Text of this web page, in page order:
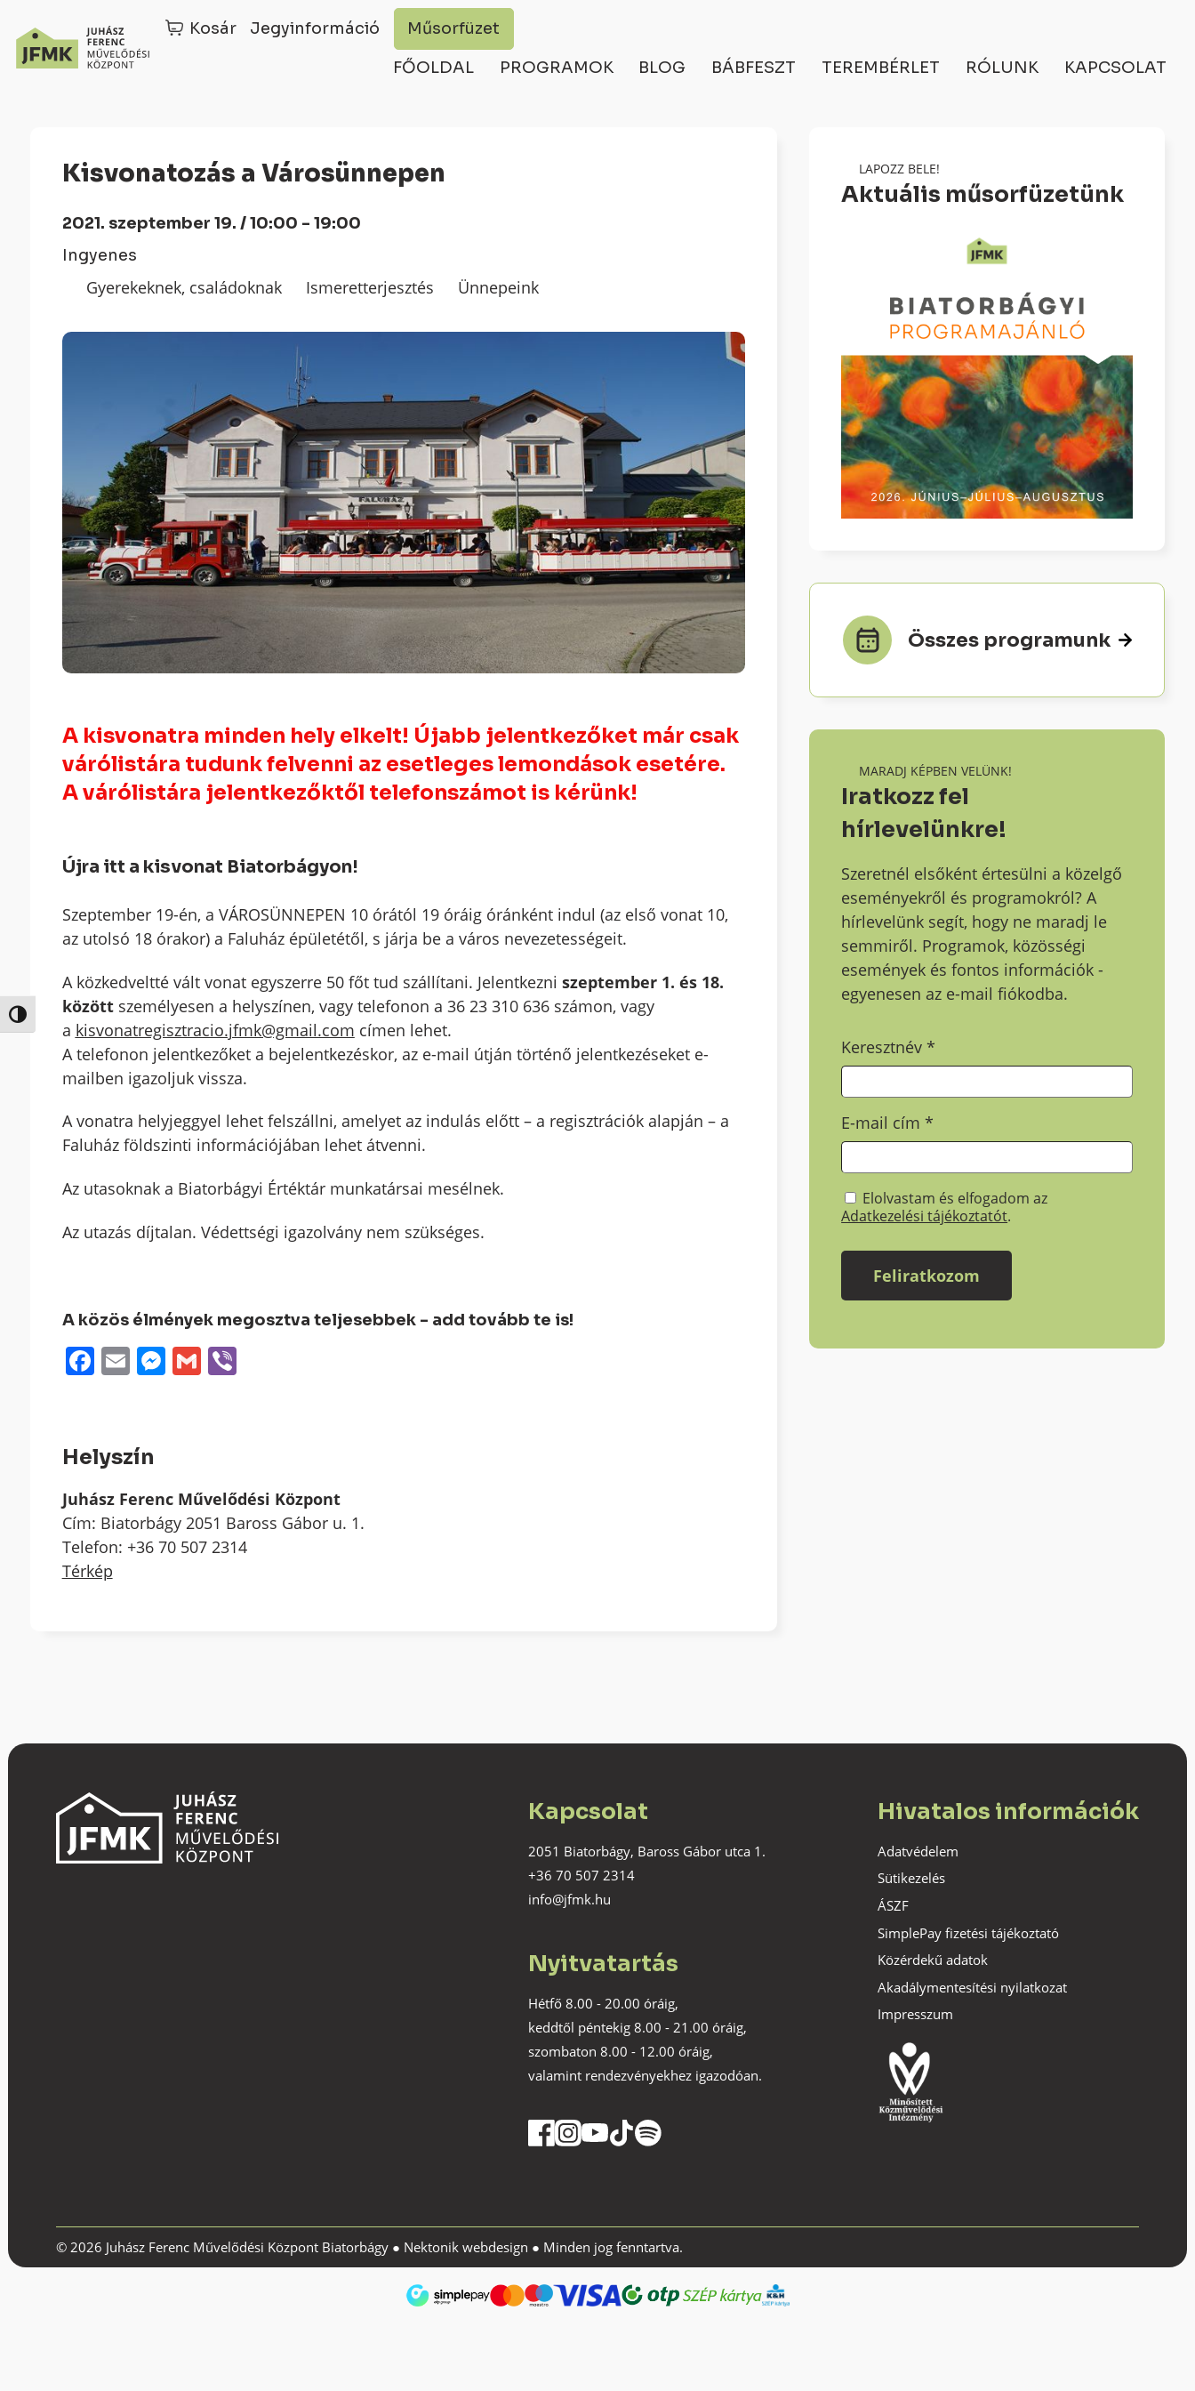
Nagy kontraszt váltása
Kosár Jegyinformáció Műsorfüzet
FŐOLDAL PROGRAMOK BLOG BÁBFESZT TEREMBÉRLET RÓLUNK KAPCSOLAT
Kisvonatozás a Városünnepen
2021. szeptember 19. / 10:00 - 19:00
Ingyenes
Gyerekeknek, családoknak Ismeretterjesztés Ünnepeink
A kisvonatra minden hely elkelt! Újabb jelentkezőket már csak
várólistára tudunk felvenni az esetleges lemondások esetére.
A várólistára jelentkezőktől telefonszámot is kérünk!
Újra itt a kisvonat Biatorbágyon!
Szeptember 19-én, a VÁROSÜNNEPEN 10 órától 19 óráig óránként indul (az első vonat 10,
az utolsó 18 órakor) a Faluház épületétől, s járja be a város nevezetességeit.
A közkedveltté vált vonat egyszerre 50 főt tud szállítani. Jelentkezni szeptember 1. és 18.
között személyesen a helyszínen, vagy telefonon a 36 23 310 636 számon, vagy
a kisvonatregisztracio.jfmk@gmail.com címen lehet.
A telefonon jelentkezőket a bejelentkezéskor, az e-mail útján történő jelentkezéseket e-
mailben igazoljuk vissza.
A vonatra helyjeggyel lehet felszállni, amelyet az indulás előtt – a regisztrációk alapján – a
Faluház földszinti információjában lehet átvenni.
Az utasoknak a Biatorbágyi Értéktár munkatársai mesélnek.
Az utazás díjtalan. Védettségi igazolvány nem szükséges.
A közös élmények megosztva teljesebbek - add tovább te is!
Facebook
EmailMessenger
GmailViber
Helyszín
Juhász Ferenc Művelődési Központ
Cím: Biatorbágy 2051 Baross Gábor u. 1.
Telefon: +36 70 507 2314
Térkép
LAPOZZ BELE!
Aktuális műsorfüzetünk
Összes programunk
MARADJ KÉPBEN VELÜNK!
Iratkozz fel
hírlevelünkre!
Szeretnél elsőként értesülni a közelgő
eseményekről és programokról? A
hírlevelünk segít, hogy ne maradj le
semmiről. Programok, közösségi
események és fontos információk -
egyenesen az e-mail fiókodba.
Keresztnév*
E-mail cím*
Elolvastam és elfogadom az
Adatkezelési tájékoztatót.
Kapcsolat
2051 Biatorbágy, Baross Gábor utca 1.
+36 70 507 2314
info@jfmk.hu
Nyitvatartás
Hétfő 8.00 - 20.00 óráig,
keddtől péntekig 8.00 - 21.00 óráig,
szombaton 8.00 - 12.00 óráig,
valamint rendezvényekhez igazodóan.
Hivatalos információk
Adatvédelem
Sütikezelés
ÁSZF
SimplePay fizetési tájékoztató
Közérdekű adatok
Akadálymentesítési nyilatkozat
Impresszum
© 2026 Juhász Ferenc Művelődési Központ Biatorbágy ● Nektonik webdesign ● Minden jog fenntartva.